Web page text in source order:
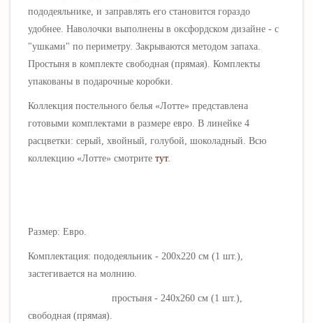
пододеяльнике, и заправлять его становится гораздо
удобнее. Наволочки выполнены в оксфордском дизайне - с
"ушками" по периметру. Закрываются методом запаха.
Простыня в комплекте свободная (прямая). Комплекты
упакованы в подарочные коробки.
Коллекция постельного белья «Лотте» представлена
готовыми комплектами в размере евро. В линейке 4
расцветки: серый, хвойный, голубой, шоколадный. Всю
коллекцию «Лотте» смотрите тут.
Размер: Евро.
Комплектация: пододеяльник - 200х220 см (1 шт.),
застегивается на молнию.
простыня - 240х260 см (1 шт.),
свободная (прямая).